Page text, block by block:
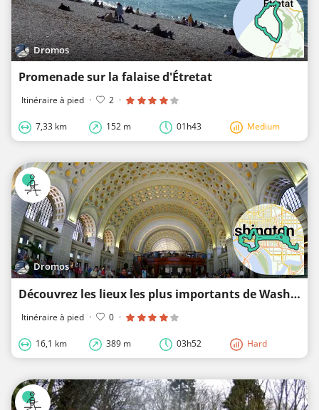
Dromos
Promenade sur la falaise d'Étretat
Itinéraire à pied · 2 ·
7,33 km 152 m 01h43 Medium
Dromos
Découvrez les lieux les plus importants de Washington DC
Itinéraire à pied · 0 ·
16,1 km 389 m 03h52 Hard